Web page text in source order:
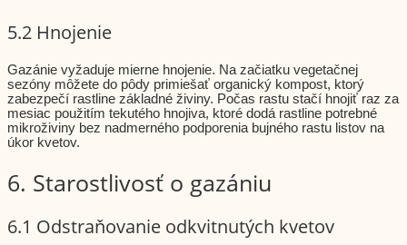
5.2 Hnojenie
Gazánie vyžaduje mierne hnojenie. Na začiatku vegetačnej
sezóny môžete do pôdy primiešať organický kompost, ktorý
zabezpečí rastline základné živiny. Počas rastu stačí hnojiť raz za
mesiac použitím tekutého hnojiva, ktoré dodá rastline potrebné
mikroživiny bez nadmerného podporenia bujného rastu listov na
úkor kvetov.
6. Starostlivosť o gazániu
6.1 Odstraňovanie odkvitnutých kvetov